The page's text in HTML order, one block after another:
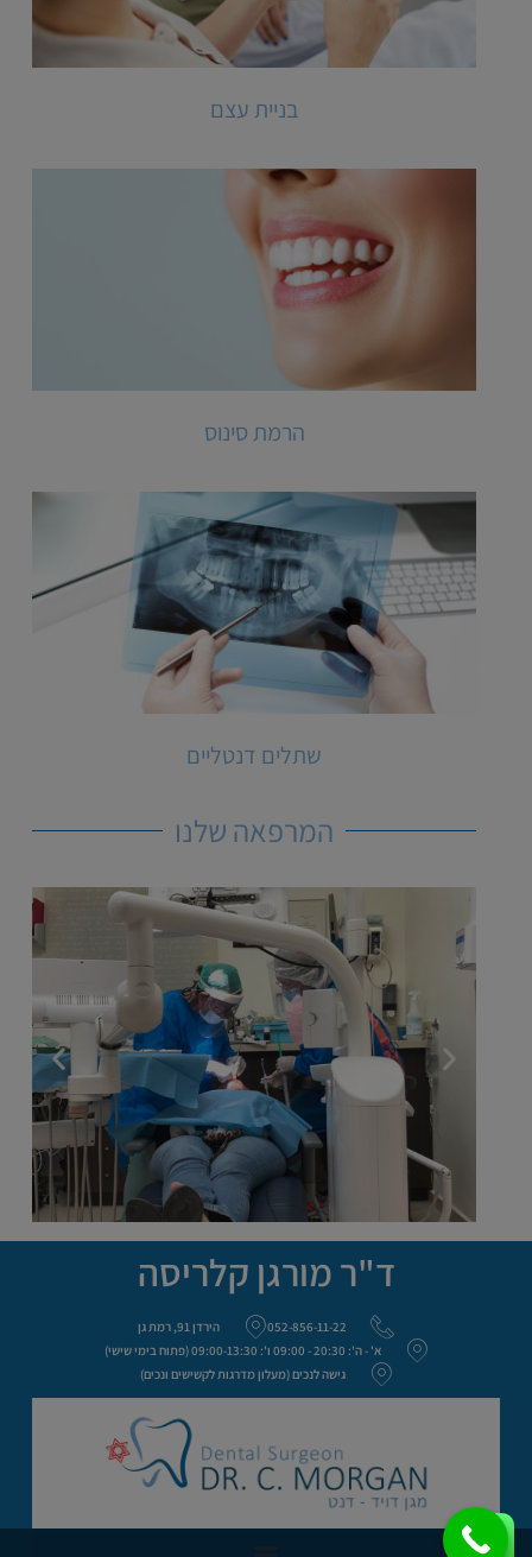
בניית עצם
הרמת סינוס
שתלים דנטליים
המרפאה שלנו
ד"ר מורגן קלריסה
052-856-11-22
הירדן 91, רמת גן
א' - ה': 20:30 - 09:00 ו': 09:00-13:30 (פתוח בימי שישי)
גישה לנכים (מעלון מדרגות לקשישים ונכים)